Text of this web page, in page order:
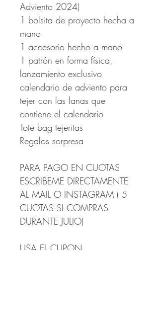
Adviento 2024)
1 bolsita de proyecto hecha a
mano
1 accesorio hecho a mano
1 patrón en forma física,
lanzamiento exclusivo
calendario de adviento para
tejer con las lanas que
contiene el calendario
Tote bag tejeritas
Regalos sorpresa
PARA PAGO EN CUOTAS
ESCRIBEME DIRECTAMENTE
AL MAIL O INSTAGRAM ( 5
CUOTAS SI COMPRAS
DURANTE JULIO)
USA EL CUPON